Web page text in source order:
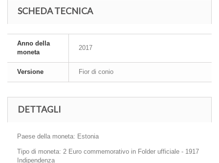
SCHEDA TECNICA
Anno della
moneta
2017
Versione Fior di conio
DETTAGLI
Paese della moneta: Estonia
Tipo di moneta: 2 Euro commemorativo in Folder ufficiale - 1917
Indipendenza